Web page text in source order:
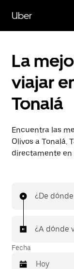
contenido
principal
Uber
La
viajar
Tonalá
Encuentra las
Olivos a Tonalá.
directamente en
¿De
¿A dónde
Fecha